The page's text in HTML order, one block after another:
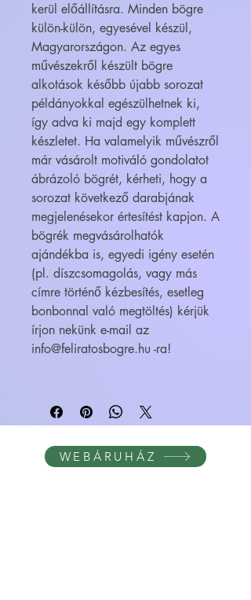
kerül előállításra. Minden bögre
külön-külön, egyesével készül,
Magyarországon. Az egyes
művészekről készült bögre
alkotások később újabb sorozat
példányokkal egészülhetnek ki,
így adva ki majd egy komplett
készletet. Ha valamelyik művészről
már vásárolt motiváló gondolatot
ábrázoló bögrét, kérheti, hogy a
sorozat következő darabjának
megjelenésekor értesítést kapjon. A
bögrék megvásárolhatók
ajándékba is, egyedi igény esetén
(pl. díszcsomagolás, vagy más
címre történő kézbesítés, esetleg
bonbonnal való megtöltés) kérjük
írjon nekünk e-mail az
info@feliratosbogre.hu -ra!
WEBÁRUHÁZ